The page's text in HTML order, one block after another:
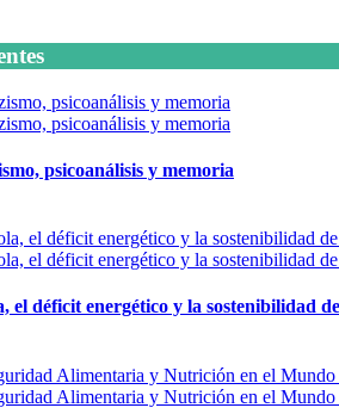
psicoanálisis y memoria
el déficit energético y la sostenibilidad